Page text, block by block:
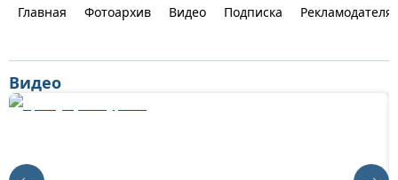
Главная Фотоархив Видео Подписка
Видео